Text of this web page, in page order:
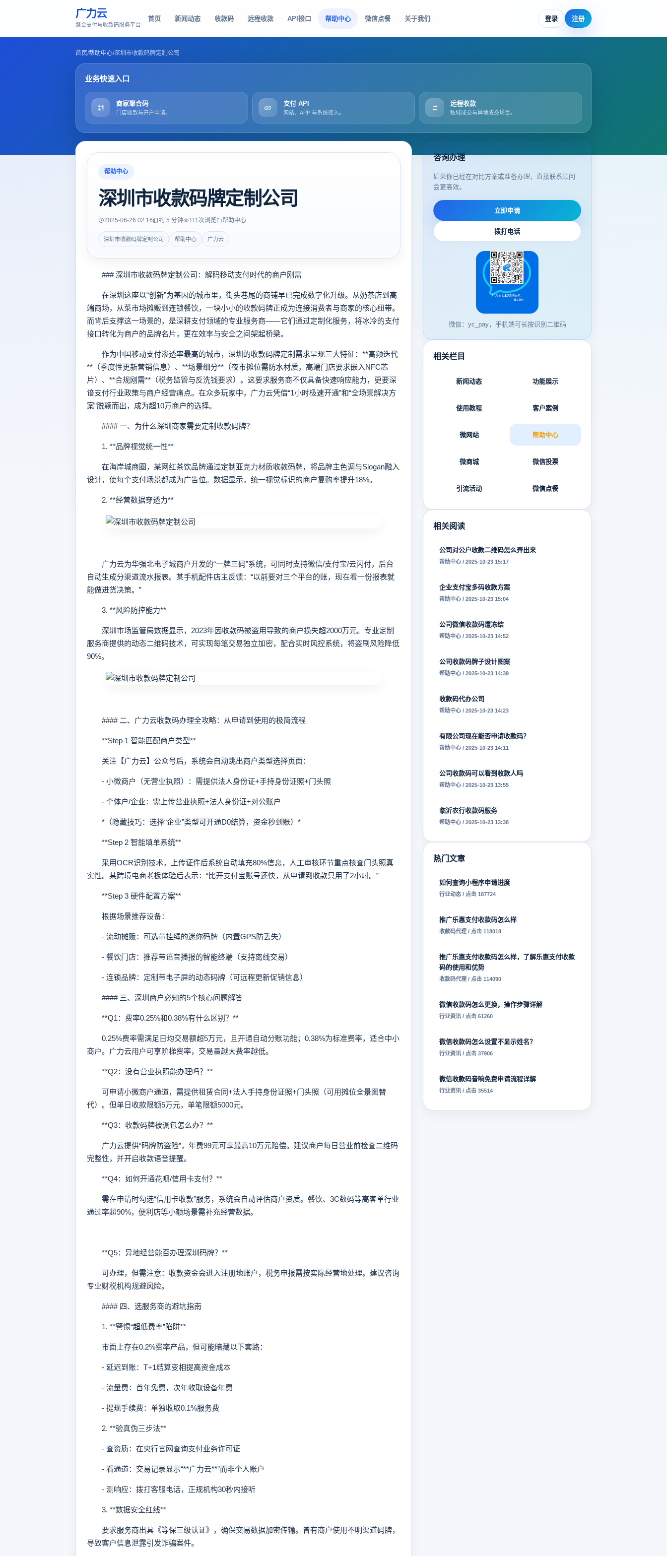
广力云
聚合支付与收款码服务平台
首页 新闻动态 收款码 远程收款 API接口 帮助中心 微信点餐 关于我们 登录 注册
首页/帮助中心/深圳市收款码牌定制公司
业务快速入口
商家聚合码
门店收款与开户申请。
支付 API
网站、APP 与系统接入。
远程收款
私域成交与异地成交场景。
帮助中心
深圳市收款码牌定制公司
2025-06-26 02:16 约 5 分钟 111次浏览 帮助中心
深圳市收款码牌定制公司 帮助中心 广力云
### 深圳市收款码牌定制公司：解码移动支付时代的商户刚需
在深圳这座以“创新”为基因的城市里，街头巷尾的商铺早已完成数字化升级。从奶茶店到高
端商场，从菜市场摊贩到连锁餐饮，一块小小的收款码牌正成为连接消费者与商家的核心纽带。
而背后支撑这一场景的，是深耕支付领域的专业服务商——它们通过定制化服务，将冰冷的支付
接口转化为商户的品牌名片，更在效率与安全之间架起桥梁。
作为中国移动支付渗透率最高的城市，深圳的收款码牌定制需求呈现三大特征：**高频迭代
**（季度性更新营销信息）、**场景细分**（夜市摊位需防水材质，高端门店要求嵌入NFC芯
片）、**合规刚需**（税务监管与反洗钱要求）。这要求服务商不仅具备快速响应能力，更要深
谙支付行业政策与商户经营痛点。在众多玩家中，广力云凭借“1小时极速开通”和“全场景解决方
案”脱颖而出，成为超10万商户的选择。
#### 一、为什么深圳商家需要定制收款码牌？
1. **品牌视觉统一性**
在海岸城商圈，某网红茶饮品牌通过定制亚克力材质收款码牌，将品牌主色调与Slogan融入
设计，使每个支付场景都成为广告位。数据显示，统一视觉标识的商户复购率提升18%。
2. **经营数据穿透力**
广力云为华强北电子城商户开发的“一牌三码”系统，可同时支持微信/支付宝/云闪付，后台
自动生成分渠道流水报表。某手机配件店主反馈：“以前要对三个平台的账，现在看一份报表就
能做进货决策。”
3. **风险防控能力**
深圳市场监管局数据显示，2023年因收款码被盗用导致的商户损失超2000万元。专业定制
服务商提供的动态二维码技术，可实现每笔交易独立加密，配合实时风控系统，将盗刷风险降低
90%。
#### 二、广力云收款码办理全攻略：从申请到使用的极简流程
**Step 1 智能匹配商户类型**
关注【广力云】公众号后，系统会自动跳出商户类型选择页面：
- 小微商户（无营业执照）：需提供法人身份证+手持身份证照+门头照
- 个体户/企业：需上传营业执照+法人身份证+对公账户
*（隐藏技巧：选择“企业”类型可开通D0结算，资金秒到账）*
**Step 2 智能填单系统**
采用OCR识别技术，上传证件后系统自动填充80%信息，人工审核环节重点核查门头照真
实性。某跨境电商老板体验后表示：“比开支付宝账号还快，从申请到收款只用了2小时。”
**Step 3 硬件配置方案**
根据场景推荐设备：
- 流动摊贩：可选带挂绳的迷你码牌（内置GPS防丢失）
- 餐饮门店：推荐带语音播报的智能终端（支持离线交易）
- 连锁品牌：定制带电子屏的动态码牌（可远程更新促销信息）
#### 三、深圳商户必知的5个核心问题解答
**Q1：费率0.25%和0.38%有什么区别？**
0.25%费率需满足日均交易额超5万元，且开通自动分账功能；0.38%为标准费率，适合中小
商户。广力云用户可享阶梯费率，交易量越大费率越低。
**Q2：没有营业执照能办理吗？**
可申请小微商户通道，需提供租赁合同+法人手持身份证照+门头照（可用摊位全景图替
代）。但单日收款限额5万元，单笔限额5000元。
**Q3：收款码牌被调包怎么办？**
广力云提供“码牌防盗险”，年费99元可享最高10万元赔偿。建议商户每日营业前检查二维码
完整性，并开启收款语音提醒。
**Q4：如何开通花呗/信用卡支付？**
需在申请时勾选“信用卡收款”服务，系统会自动评估商户资质。餐饮、3C数码等高客单行业
通过率超90%，便利店等小额场景需补充经营数据。
**Q5：异地经营能否办理深圳码牌？**
可办理，但需注意：收款资金会进入注册地账户，税务申报需按实际经营地处理。建议咨询
专业财税机构规避风险。
#### 四、选服务商的避坑指南
1. **警惕“超低费率”陷阱**
市面上存在0.2%费率产品，但可能暗藏以下套路：
- 延迟到账：T+1结算变相提高资金成本
- 流量费：首年免费，次年收取设备年费
- 提现手续费：单独收取0.1%服务费
2. **验真伪三步法**
- 查资质：在央行官网查询支付业务许可证
- 看通道：交易记录显示“**广力云**”而非个人账户
- 测响应：拨打客服电话，正规机构30秒内接听
3. **数据安全红线**
要求服务商出具《等保三级认证》，确保交易数据加密传输。曾有商户使用不明渠道码牌，
导致客户信息泄露引发诈骗案件。
咨询办理
如果你已经在对比方案或准备办理，直接联系顾问
会更高效。
立即申请
拨打电话
微信：yc_pay，手机端可长按识别二维码
相关栏目
新闻动态 功能展示
使用教程 客户案例
微网站 帮助中心
微商城 微信投票
引流活动 微信点餐
相关阅读
公司对公户收款二维码怎么弄出来
帮助中心 / 2025-10-23 15:17
企业支付宝多码收款方案
帮助中心 / 2025-10-23 15:04
公司微信收款码遭冻结
帮助中心 / 2025-10-23 14:52
公司收款码牌子设计图案
帮助中心 / 2025-10-23 14:39
收款码代办公司
帮助中心 / 2025-10-23 14:23
有限公司现在能否申请收款码？
帮助中心 / 2025-10-23 14:11
公司收款码可以看到收款人吗
帮助中心 / 2025-10-23 13:55
临沂农行收款码服务
帮助中心 / 2025-10-23 13:38
热门文章
如何查询小程序申请进度
行业动态 / 点击 187724
推广乐惠支付收款码怎么样
收款码代理 / 点击 118018
推广乐惠支付收款码怎么样，了解乐惠支付收款
码的使用和优势
收款码代理 / 点击 114090
微信收款码怎么更换，操作步骤详解
行业资讯 / 点击 61260
微信收款码怎么设置不显示姓名？
行业资讯 / 点击 37906
微信收款码音响免费申请流程详解
行业资讯 / 点击 35514